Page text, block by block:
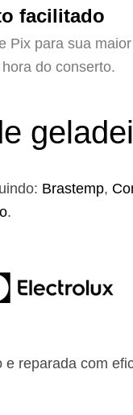
facilitado
Pix para sua maior
do conserto.
Brastemp,
.
reparada com